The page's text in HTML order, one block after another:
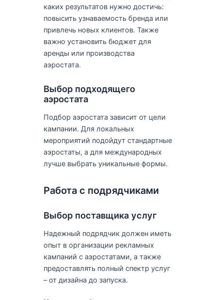
каких результатов нужно достичь:
повысить узнаваемость бренда или
привлечь новых клиентов. Также
важно установить бюджет для
аренды или производства
аэростата.
Выбор подходящего
аэростата
Подбор аэростата зависит от цели
кампании. Для локальных
мероприятий подойдут стандартные
аэростаты, а для международных
лучше выбрать уникальные формы.
Работа с подрядчиками
Выбор поставщика услуг
Надежный подрядчик должен иметь
опыт в организации рекламных
кампаний с аэростатами, а также
предоставлять полный спектр услуг
– от дизайна до запуска.